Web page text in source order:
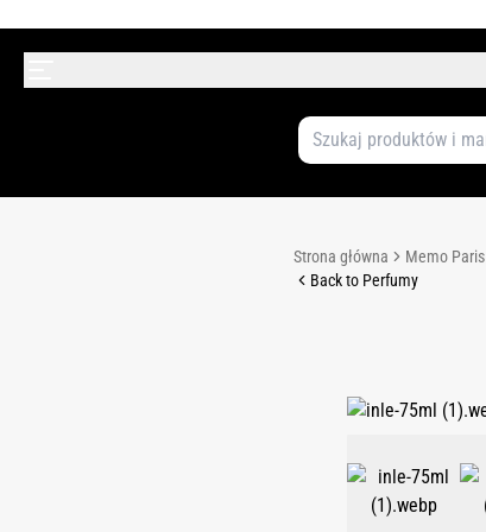
Strona główna Memo Paris
Back to Perfumy